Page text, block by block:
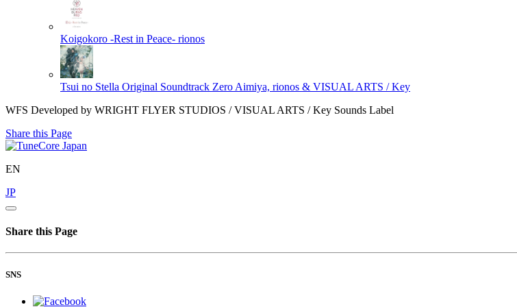
Koigokoro -Rest in Peace- rionos
Tsui no Stella Original Soundtrack Zero Aimiya, rionos & VISUAL ARTS / Key
WFS Developed by WRIGHT FLYER STUDIOS / VISUAL ARTS / Key Sounds Label
Share this Page
EN
JP
Share this Page
SNS